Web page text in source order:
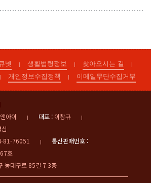
넷 | 생활법령정보 | 찾아오시는 길 |
| 개인정보수집정책 | 이메일무단수집거부
아이 | 대표 : 이창규 |
삼
81-76051 |
통산판매번호 :
호
동대구로 85길 7 3층